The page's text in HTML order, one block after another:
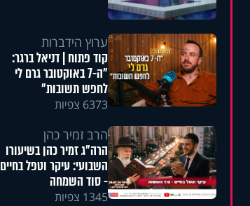
ערוץ הידברות
קוד פתוח | דניאל ברגר:
"ה-7 באוקטובר גרם לי
לחפש תשובות"
6373 צפיות
הרב זמיר כהן
הרה"ג זמיר כהן בשיעורו
השבועי: עיקר וטפל בחיים
- סוד השמחה
1345 צפיות